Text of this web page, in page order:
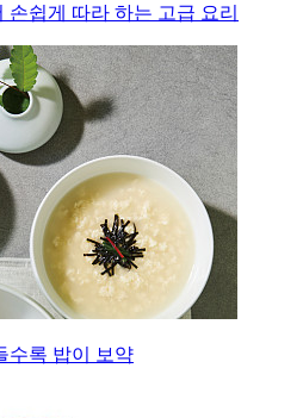
손쉽게 따라 하는 고급 요리
수록 밥이 보약